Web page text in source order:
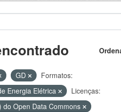
GD
Formatos:
Energia Elétrica
Licenças:
do Open Data Commons